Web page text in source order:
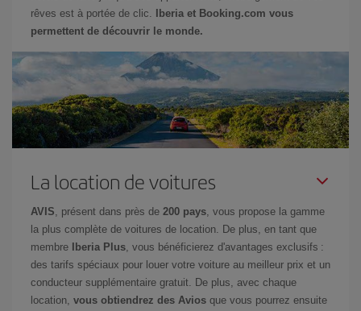
rêves est à portée de clic.
Iberia et Booking.com vous
permettent de découvrir le monde.
La location de voitures
AVIS, présent dans près de 200 pays, vous propose la gamme
la plus complète de voitures de location. De plus, en tant que
membre
Iberia Plus, vous bénéficierez d'avantages exclusifs :
des tarifs spéciaux pour louer votre voiture au meilleur prix et un
conducteur supplémentaire gratuit. De plus, avec chaque
location, vous obtiendrez des Avios que vous pourrez ensuite